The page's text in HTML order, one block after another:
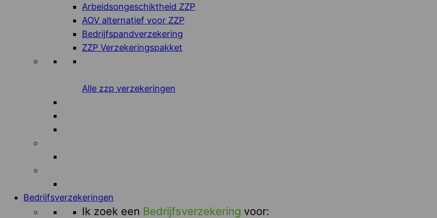
Arbeidsongeschiktheid ZZP
AOV alternatief voor ZZP
Bedrijfspandverzekering
ZZP Verzekeringspakket
Alle zzp verzekeringen
Bedrijfsverzekeringen
Ik zoek een Bedrijfsverzekering voor: